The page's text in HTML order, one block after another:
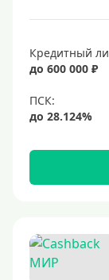
Кредитный
до 600 000 ₽